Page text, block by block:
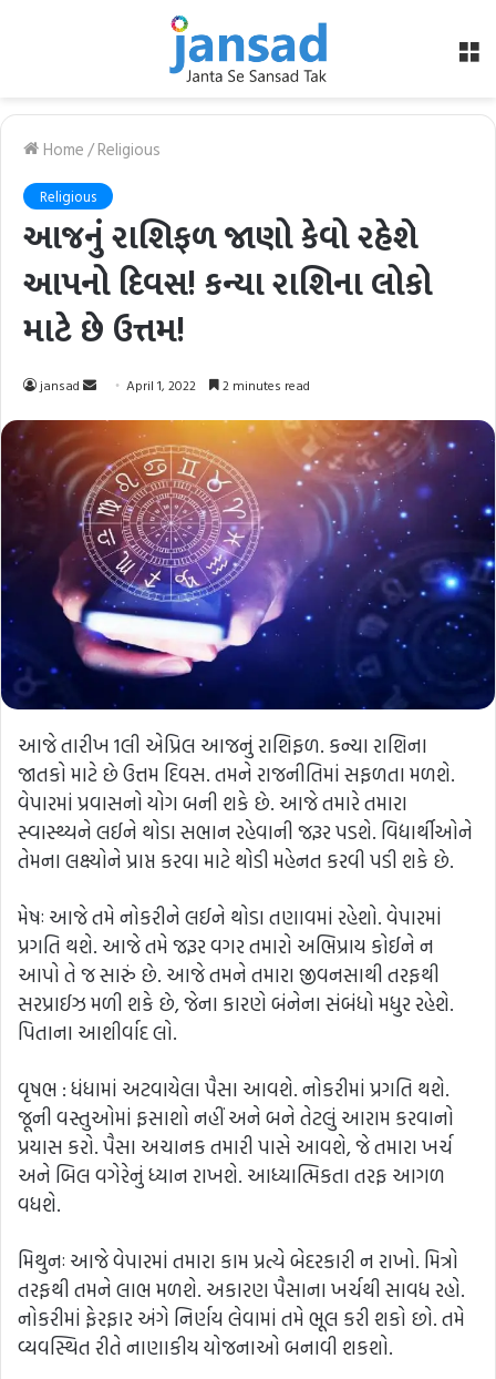
Home/Religious
Religious
આજનું રાશિફળ જાણો કેવો રહેશે
આપનો દિવસ! કન્યા રાશિના લોકો
માટે છે ઉત્તમ!
jansad
Send
email
April 1, 2022 2 minutes read
આજે તારીખ 1લી એપ્રિલ આજનું રાશિફળ. કન્યા રાશિના
જાતકો માટે છે ઉત્તમ દિવસ. તમને રાજનીતિમાં સફળતા મળશે.
વેપારમાં પ્રવાસનો યોગ બની શકે છે. આજે તમારે તમારા
સ્વાસ્થ્યને લઈને થોડા સભાન રહેવાની જરૂર પડશે. વિદ્યાર્થીઓને
તેમના લક્ષ્યોને પ્રાપ્ત કરવા માટે થોડી મહેનત કરવી પડી શકે છે.
મેષઃ આજે તમે નોકરીને લઈને થોડા તણાવમાં રહેશો. વેપારમાં
પ્રગતિ થશે. આજે તમે જરૂર વગર તમારો અભિપ્રાય કોઈને ન
આપો તે જ સારું છે. આજે તમને તમારા જીવનસાથી તરફથી
સરપ્રાઈઝ મળી શકે છે, જેના કારણે બંનેના સંબંધો મધુર રહેશે.
પિતાના આશીર્વાદ લો.
વૃષભ : ધંધામાં અટવાયેલા પૈસા આવશે. નોકરીમાં પ્રગતિ થશે.
જૂની વસ્તુઓમાં ફસાશો નહીં અને બને તેટલું આરામ કરવાનો
પ્રયાસ કરો. પૈસા અચાનક તમારી પાસે આવશે, જે તમારા ખર્ચ
અને બિલ વગેરેનું ધ્યાન રાખશે. આધ્યાત્મિકતા તરફ આગળ
વધશે.
મિથુનઃ આજે વેપારમાં તમારા કામ પ્રત્યે બેદરકારી ન રાખો. મિત્રો
તરફથી તમને લાભ મળશે. અકારણ પૈસાના ખર્ચથી સાવધ રહો.
નોકરીમાં ફેરફાર અંગે નિર્ણય લેવામાં તમે ભૂલ કરી શકો છો. તમે
વ્યવસ્થિત રીતે નાણાકીય યોજનાઓ બનાવી શકશો.